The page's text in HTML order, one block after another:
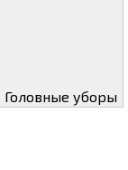
Головные уборы